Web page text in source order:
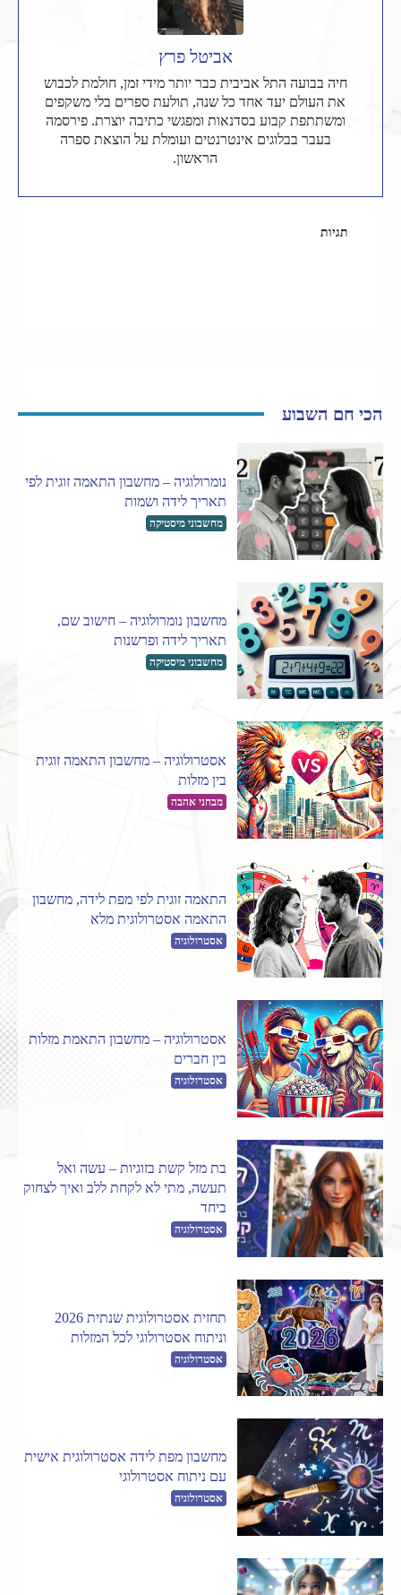
הכי חם השבוע
נומרולוגיה – מחשבון התאמה זוגית לפי
תאריך לידה ושמות
מחשבוני מיסטיקה
מחשבון נומרולוגיה – חישוב שם,
תאריך לידה ופרשנות
מחשבוני מיסטיקה
אסטרולוגיה – מחשבון התאמה זוגית
בין מזלות
מבחני אהבה
התאמה זוגית לפי מפת לידה, מחשבון
התאמה אסטרולוגית מלא
אסטרולוגיה
אסטרולוגיה – מחשבון התאמת מזלות
בין חברים
אסטרולוגיה
בת מזל קשת בזוגיות – עשה ואל
תעשה, מתי לא לקחת ללב ואיך לצחוק
ביחד
אסטרולוגיה
תחזית אסטרולוגית שנתית 2026
וניתוח אסטרולוגי לכל המזלות
אסטרולוגיה
מחשבון מפת לידה אסטרולוגית אישית
עם ניתוח אסטרולוגי
אסטרולוגיה
אביטל פרץ
חיה בבועה התל אביבית כבר יותר מידי זמן, חולמת לכבוש
את העולם יעד אחד כל שנה, תולעת ספרים בלי משקפים
ומשתתפת קבוע בסדנאות ומפגשי כתיבה יוצרת. פירסמה
בעבר בבלוגים אינטרנטים ועומלת על הוצאת ספרה
הראשון.
תגיות